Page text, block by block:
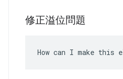
修正溢位問題
How can I make this